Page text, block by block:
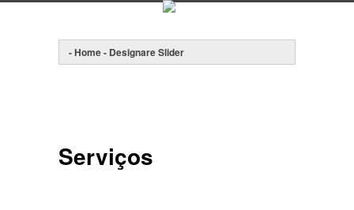
Serviços